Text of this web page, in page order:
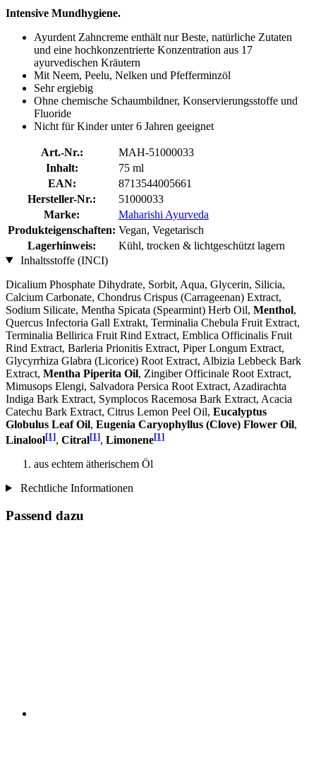
Intensive Mundhygiene.
Ayurdent Zahncreme enthält nur Beste, natürliche Zutaten
und eine hochkonzentrierte Konzentration aus 17
ayurvedischen Kräutern
Mit Neem, Peelu, Nelken und Pfefferminzöl
Sehr ergiebig
Ohne chemische Schaumbildner, Konservierungsstoffe und
Fluoride
Nicht für Kinder unter 6 Jahren geeignet
Art.-Nr.:
MAH-51000033
Inhalt:
75 ml
EAN:
8713544005661
Hersteller-Nr.:
51000033
Marke:
Maharishi Ayurveda
Produkteigenschaften: Vegan, Vegetarisch
Lagerhinweis:
Kühl, trocken & lichtgeschützt lagern
Inhaltsstoffe (INCI)
Dicalium Phosphate Dihydrate, Sorbit, Aqua, Glycerin, Silicia,
Calcium Carbonate, Chondrus Crispus (Carrageenan) Extract,
Sodium Silicate, Mentha Spicata (Spearmint) Herb Oil, Menthol,
Quercus Infectoria Gall Extrakt, Terminalia Chebula Fruit Extract,
Terminalia Bellirica Fruit Rind Extract, Emblica Officinalis Fruit
Rind Extract, Barleria Prionitis Extract, Piper Longum Extract,
Glycyrrhiza Glabra (Licorice) Root Extract, Albizia Lebbeck Bark
Extract, Mentha Piperita Oil, Zingiber Officinale Root Extract,
Mimusops Elengi, Salvadora Persica Root Extract, Azadirachta
Indiga Bark Extract, Symplocos Racemosa Bark Extract, Acacia
Catechu Bark Extract, Citrus Lemon Peel Oil, Eucalyptus
Globulus Leaf Oil, Eugenia Caryophyllus (Clove) Flower Oil,
Linalool[1], Citral[1], Limonene[1]
aus echtem ätherischem Öl
Rechtliche Informationen
Passend dazu